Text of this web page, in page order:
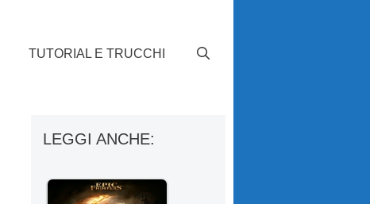
TUTORIAL E TRUCCHI
LEGGI ANCHE: